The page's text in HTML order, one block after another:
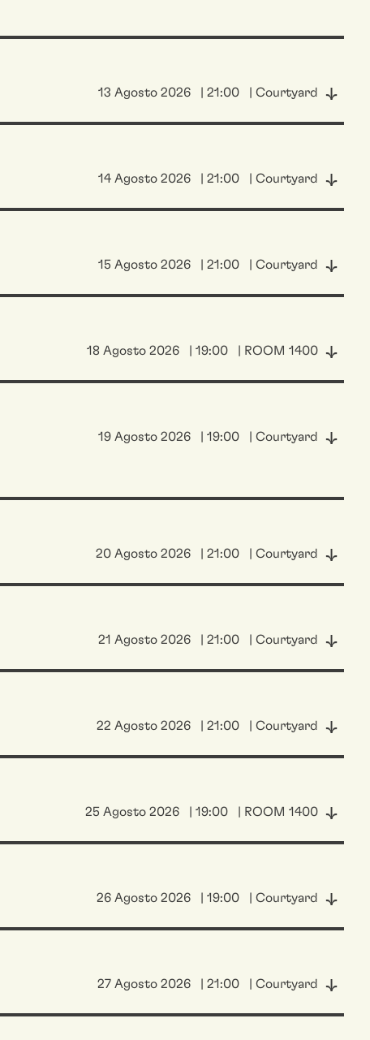
13 Agosto 2026 | 21:00 | Courtyard
14 Agosto 2026 | 21:00 | Courtyard
15 Agosto 2026 | 21:00 | Courtyard
18 Agosto 2026 | 19:00 | ROOM 1400
19 Agosto 2026 | 19:00 | Courtyard
20 Agosto 2026 | 21:00 | Courtyard
21 Agosto 2026 | 21:00 | Courtyard
22 Agosto 2026 | 21:00 | Courtyard
25 Agosto 2026 | 19:00 | ROOM 1400
26 Agosto 2026 | 19:00 | Courtyard
27 Agosto 2026 | 21:00 | Courtyard